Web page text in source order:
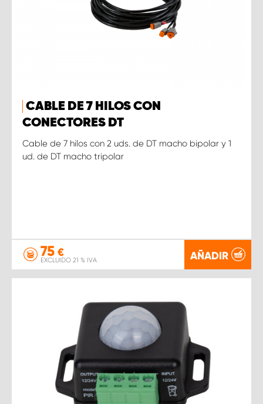
CABLE DE 7 HILOS CON
CONECTORES DT
Cable de 7 hilos con 2 uds. de DT macho bipolar y 1
ud. de DT macho tripolar
75 €
EXCLUIDO 21 % IVA AÑADIR